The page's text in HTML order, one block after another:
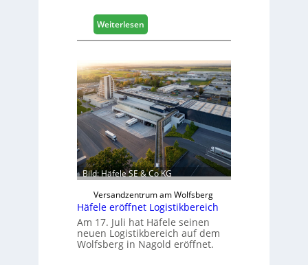
Weiterlesen:
M
s
c
h
i
n
e
n
b
a
u
d
i
g
i
t
Bild: Häfele SE & Co KG
Versandzentrum am Wolfsberg
Häfele eröffnet Logistikbereich
Am 17. Juli hat Häfele seinen
neuen Logistikbereich auf dem
Wolfsberg in Nagold eröffnet.